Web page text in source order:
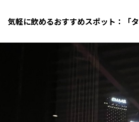
気軽に飲めるおすすめスポット：「